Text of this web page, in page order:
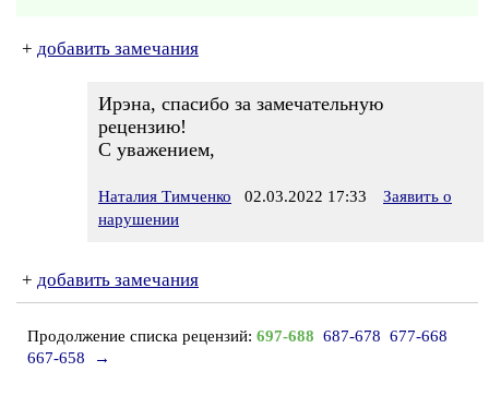
+ добавить замечания
Ирэна, спасибо за замечательную
рецензию!
С уважением,
Наталия Тимченко 02.03.2022 17:33
Заявить о
нарушении
+ добавить замечания
Продолжение списка рецензий: 697-688 687-678 677-668
667-658
→